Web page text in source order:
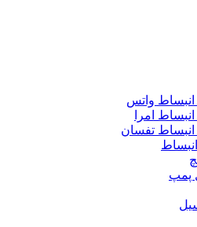
انبساط واتس
امرا
انبساط تفسان
پمپ